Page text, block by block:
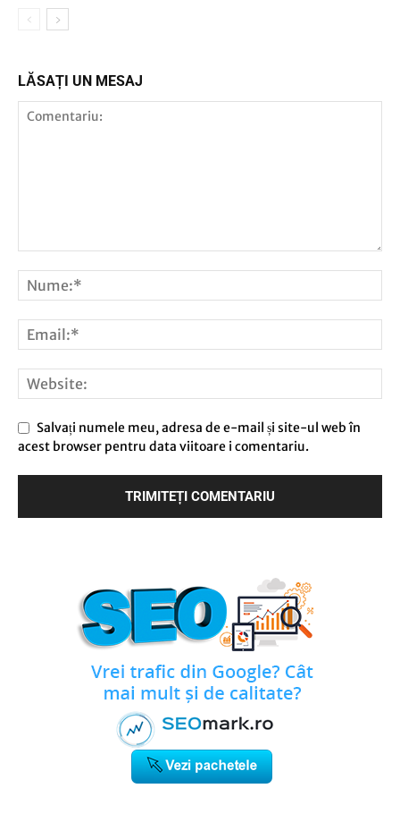
LĂSAȚI UN MESAJ
Salvați numele meu, adresa de e-mail și site-ul web în
acest browser pentru data viitoare i comentariu.